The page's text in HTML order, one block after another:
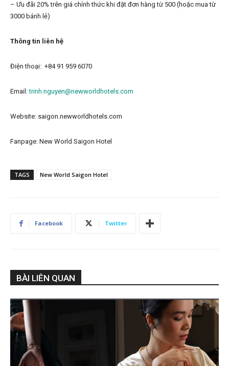
– Ưu đãi 20% trên giá chính thức khi đặt đơn hàng từ 500 (hoặc mua từ
3000 bánh lẻ)
Thông tin liên hệ
Điện thoại: +84 91 959 6070
Email:trinh.nguyen@newworldhotels.com
Website: saigon.newworldhotels.com
Fanpage: New World Saigon Hotel
TAGS New World Saigon Hotel
Facebook Twitter
BÀI LIÊN QUAN